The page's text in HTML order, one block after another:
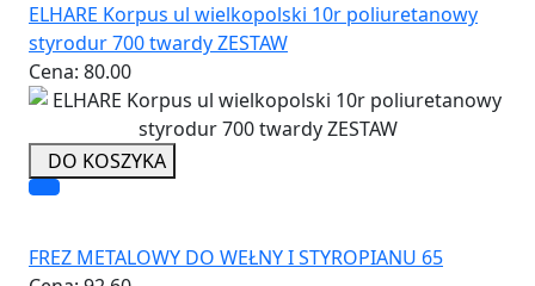
ELHARE Korpus ul wielkopolski 10r poliuretanowy
styrodur 700 twardy ZESTAW
Cena: 80.00
DO KOSZYKA
FREZ METALOWY DO WEŁNY I STYROPIANU 65